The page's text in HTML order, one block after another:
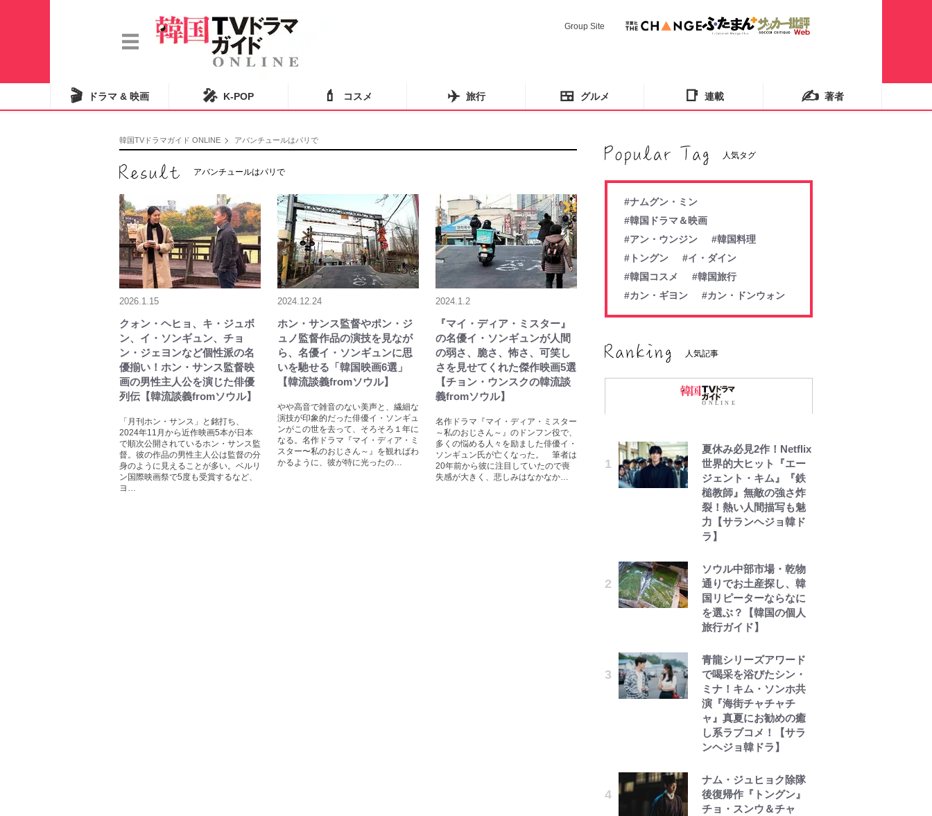
Group Site
🎬 ドラマ & 映画 🎤 K-POP 💄 コスメ ✈️ 旅行 🍱 グルメ 📑 連載 ✍️ 著者
韓国TVドラマガイド ONLINE アバンチュールはパリで
アバンチュールはパリで
2026.1.15
クォン・ヘヒョ、キ・ジュボ
ン、イ・ソンギュン、チョ
ン・ジェヨンなど個性派の名
優揃い！ホン・サンス監督映
画の男性主人公を演じた俳優
列伝【韓流談義fromソウル】
「月刊ホン・サンス」と銘打ち、
2024年11月から近作映画5本が日本
で順次公開されているホン・サンス監
督。彼の作品の男性主人公は監督の分
身のように見えることが多い。ベルリ
ン国際映画祭で5度も受賞するなど、
ヨ…
2024.12.24
ホン・サンス監督やポン・ジ
ュノ監督作品の演技を見なが
ら、名優イ・ソンギュンに思
いを馳せる「韓国映画6選」
【韓流談義fromソウル】
やや高音で雑音のない美声と、繊細な
演技が印象的だった俳優イ・ソンギュ
ンがこの世を去って、そろそろ１年に
なる。名作ドラマ『マイ・ディア・ミ
スター〜私のおじさん～』を観ればわ
かるように、彼が特に光ったの…
2024.1.2
『マイ・ディア・ミスター』
の名優イ・ソンギュンが人間
の弱さ、脆さ、怖さ、可笑し
さを見せてくれた傑作映画5選
【チョン・ウンスクの韓流談
義fromソウル】
名作ドラマ『マイ・ディア・ミスター
～私のおじさん～』のドンフン役で、
多くの悩める人々を励ました俳優イ・
ソンギュン氏が亡くなった。 筆者は
20年前から彼に注目していたので喪
失感が大きく、悲しみはなかなか…
人気タグ
#ナムグン・ミン
#韓国ドラマ＆映画
#アン・ウンジン
#韓国料理
#トングン
#イ・ダイン
#韓国コスメ
#韓国旅行
#カン・ギヨン
#カン・ドンウォン
人気記事
夏休み必見2作！Netflix
世界的大ヒット『エー
ジェント・キム』『鉄
槌教師』無敵の強さ炸
裂！熱い人間描写も魅
力【サランヘジョ韓ド
ラ】
ソウル中部市場・乾物
通りでお土産探し、韓
国リピーターならなに
を選ぶ？【韓国の個人
旅行ガイド】
青龍シリーズアワード
で喝采を浴びたシン・
ミナ！キム・ソンホ共
演『海街チャチャチ
ャ』真夏にお勧めの癒
し系ラブコメ！【サラ
ンヘジョ韓ドラ】
ナム・ジュヒョク除隊
後復帰作『トングン』
チョ・スンウ＆チャ